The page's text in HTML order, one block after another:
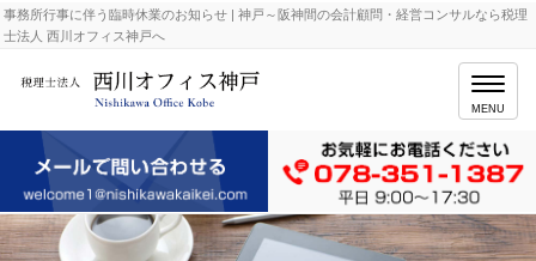
事務所行事に伴う臨時休業のお知らせ | 神戸～阪神間の会計顧問・経営コンサルなら税理
士法人 西川オフィス神戸へ
MENU